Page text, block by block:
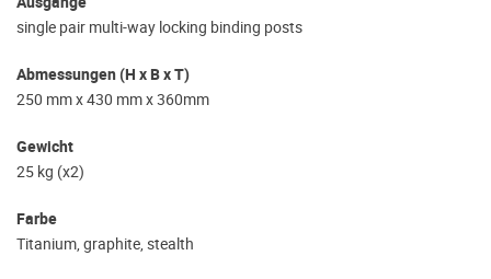
single pair multi-way locking binding posts
Abmessungen (H x B x T)
250 mm x 430 mm x 360mm
Gewicht
25 kg (x2)
Farbe
Titanium, graphite, stealth